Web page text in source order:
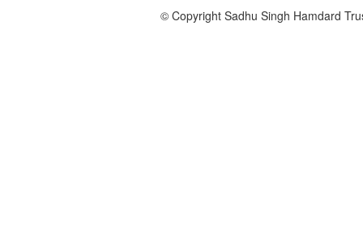
© Copyright Sadhu Singh Hamdard